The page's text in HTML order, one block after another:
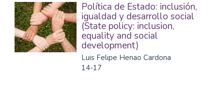
Política de Estado: inclusión,
igualdad y desarrollo social
(State policy: inclusion,
equality and social
development)
Luis Felipe Henao Cardona
14-17